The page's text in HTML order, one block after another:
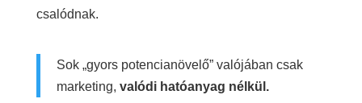
csalódnak.
Sok „gyors potencianövelő” valójában csak
marketing, valódi hatóanyag nélkül.